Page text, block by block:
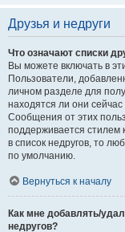
Друзья и недруги
Что означают списки
Вы можете включать в
Пользователи,
личном разделе для
находятся ли они
Сообщения от этих
поддерживается стилем
в список недругов, то
по умолчанию.
Вернуться к началу
Как мне добавлять/
недругов?